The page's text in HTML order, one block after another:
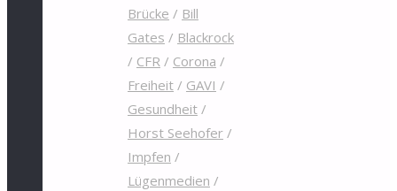
Brücke / Bill
Gates / Blackrock
/ CFR/ Corona /
Freiheit/ GAVI /
Gesundheit/
Horst Seehofer/
Impfen /
Lügenmedien /